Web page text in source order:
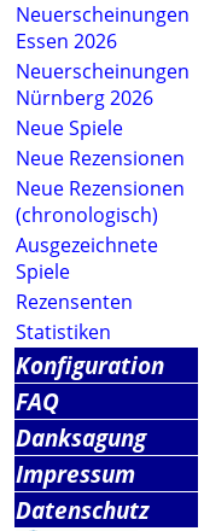
Neuerscheinungen
Essen 2026
Neuerscheinungen
Nürnberg 2026
Neue Spiele
Neue Rezensionen
Neue Rezensionen
(chronologisch)
Ausgezeichnete
Spiele
Rezensenten
Statistiken
Konfiguration
FAQ
Danksagung
Impressum
Datenschutz